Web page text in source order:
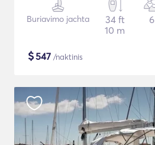
Buriavimo jachta
34 ft
10 m
6
$547 /naktinis